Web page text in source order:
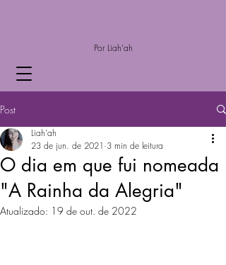
Por Liah'ah
Post
O dia em que fui nomeada
"A Rainha da Alegria"
Liah'ah
23 de jun. de 2021 3 min de leitura
Atualizado: 19 de out. de 2022